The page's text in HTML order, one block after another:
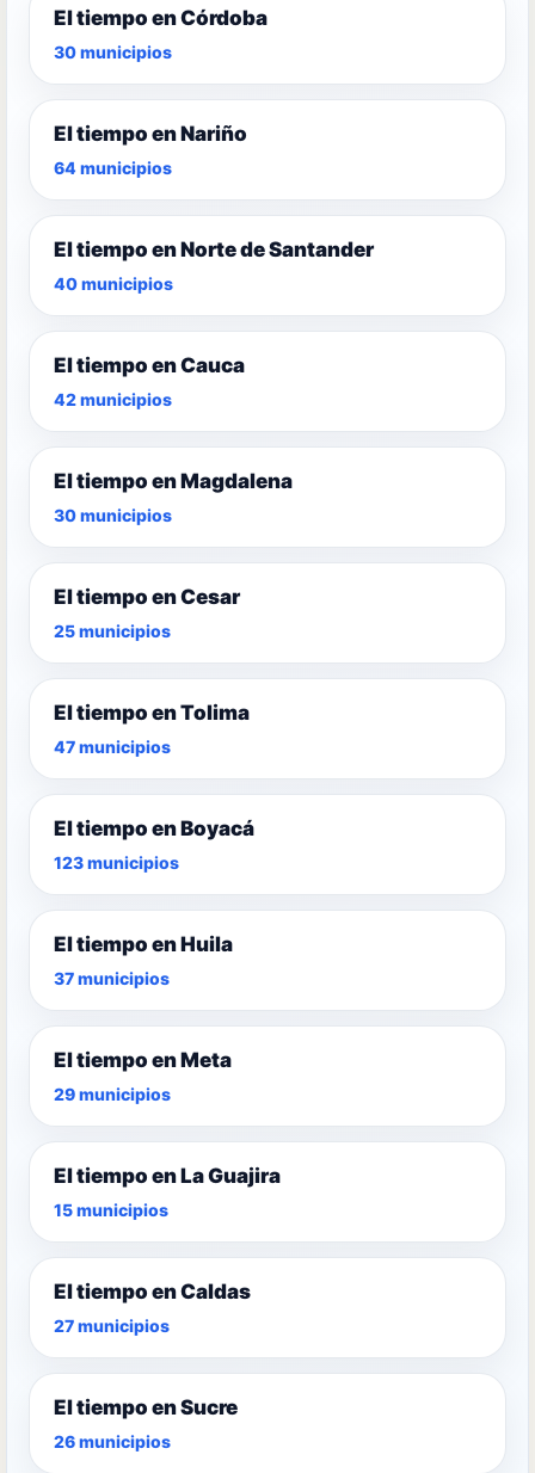
El tiempo en Córdoba
30 municipios
El tiempo en Nariño
64 municipios
El tiempo en Norte de Santander
40 municipios
El tiempo en Cauca
42 municipios
El tiempo en Magdalena
30 municipios
El tiempo en Cesar
25 municipios
El tiempo en Tolima
47 municipios
El tiempo en Boyacá
123 municipios
El tiempo en Huila
37 municipios
El tiempo en Meta
29 municipios
El tiempo en La Guajira
15 municipios
El tiempo en Caldas
27 municipios
El tiempo en Sucre
26 municipios